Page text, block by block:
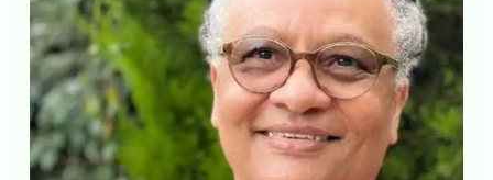
Guadeloupe. Fiscalité. L’octroi de mer,
cause de la vie chère ?
Laisser un commentaire •Focus,La Une Focus
ParAgnès Mathey 29 juillet 2026